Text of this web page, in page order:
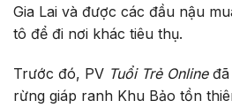
Gia Lai và được các đầu nậu
tô để đi nơi khác tiêu thụ.
Trước đó, PV Tuổi Trẻ Onlineđã
rừng giáp ranh Khu Bảo tồn